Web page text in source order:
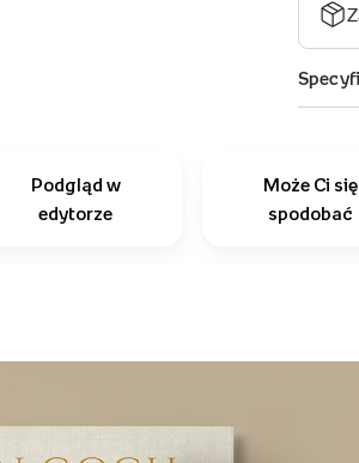
Podgląd w
edytorze
Może Ci się
spodobać